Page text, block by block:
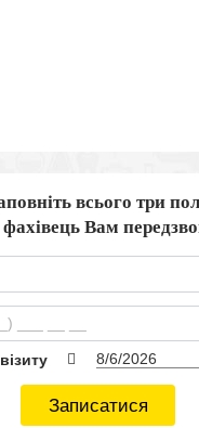
всього три
Вам
Записатися